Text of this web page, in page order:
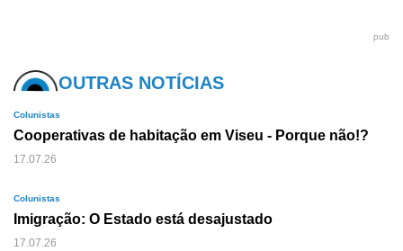
pub
OUTRAS NOTÍCIAS
Colunistas
Cooperativas de habitação em Viseu - Porque não!?
17.07.26
Colunistas
Imigração: O Estado está desajustado
17.07.26